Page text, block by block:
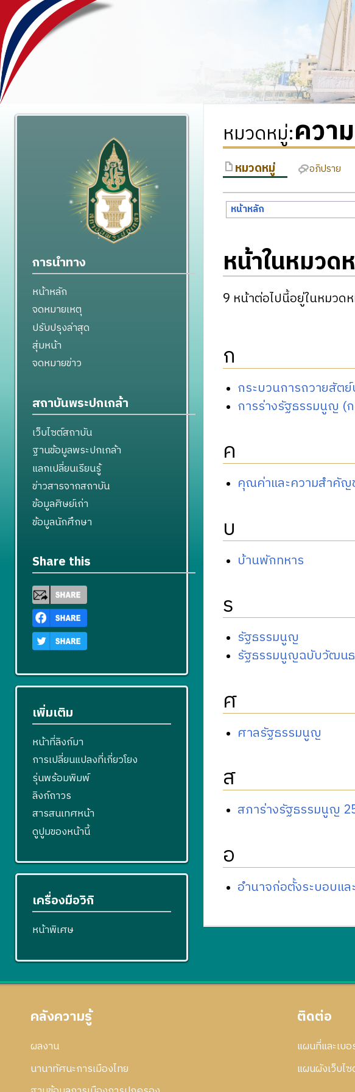
หมวดหมู่:ควา
หมวดหมู่ อภิปราย
หน้าหลัก
หน้าในหมว
9 หน้าต่อไปนี้อยู่ในหมวด
ก
กระบวนการถวายสั
การร่างรัฐธรรมนูญ (
ค
คุณค่าและความสำคั
บ
บ้านพักทหาร
ร
รัฐธรรมนูญ
รัฐธรรมนูญฉบับวัฒนธ
ศ
ศาลรัฐธรรมนูญ
ส
สภาร่างรัฐธรรมนูญ
อ
อำนาจก่อตั้งระบอบแ
การนำทาง
หน้าหลัก
จดหมายเหตุ
ปรับปรุงล่าสุด
สุ่มหน้า
จดหมายข่าว
สถาบันพระปกเกล้า
เว็บไซต์สถาบัน
ฐานข้อมูลพระปกเกล้า
แลกเปลี่ยนเรียนรู้
ข่าวสารจากสถาบัน
ข้อมูลศิษย์เก่า
ข้อมูลนักศึกษา
Share this
เพิ่มเติม
หน้าที่ลิงก์มา
การเปลี่ยนแปลงที่เกี่ยวโยง
รุ่นพร้อมพิมพ์
ลิงก์ถาวร
สารสนเทศหน้า
ดูปูมของหน้านี้
เครื่องมือวิกิ
หน้าพิเศษ
คลังความรู้
ผลงาน
นานาทัศนะการเมืองไทย
ติดต่อ
แผนที่และเบอ
แผนผังเว็บไ